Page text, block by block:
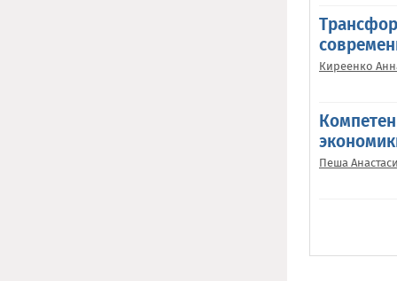
Киреенко
Пеша